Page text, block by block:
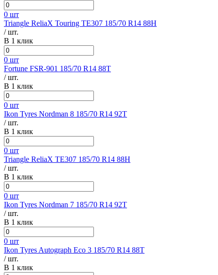
0 шт
Triangle ReliaX Touring TE307 185/70 R14 88H
/ шт.
В 1 клик
0 шт
Fortune FSR-901 185/70 R14 88T
/ шт.
В 1 клик
0 шт
Ikon Tyres Nordman 8 185/70 R14 92T
/ шт.
В 1 клик
0 шт
Triangle ReliaX TE307 185/70 R14 88H
/ шт.
В 1 клик
0 шт
Ikon Tyres Nordman 7 185/70 R14 92T
/ шт.
В 1 клик
0 шт
Ikon Tyres Autograph Eco 3 185/70 R14 88T
/ шт.
В 1 клик